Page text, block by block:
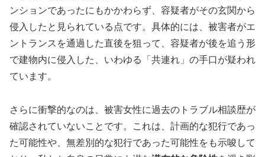
ンションであったにもかかわらず、容疑者がその玄関から
侵入したと見られている点です。具体的には、被害者がエ
ントランスを通過した直後を狙って、容疑者が後を追う形
で建物内に侵入した、いわゆる「共連れ」の手口が疑われ
ています。
さらに衝撃的なのは、被害女性に過去のトラブル相談歴が
確認されていないことです。これは、計画的な犯行であっ
た可能性や、無差別的な犯行であった可能性をも示唆して